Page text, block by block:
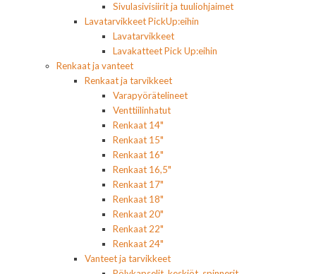
Sivulasivisiirit ja tuuliohjaimet
Lavatarvikkeet PickUp:eihin
Lavatarvikkeet
Lavakatteet Pick Up:eihin
Renkaat ja vanteet
Renkaat ja tarvikkeet
Varapyörätelineet
Venttiilinhatut
Renkaat 14"
Renkaat 15"
Renkaat 16"
Renkaat 16,5"
Renkaat 17"
Renkaat 18"
Renkaat 20"
Renkaat 22"
Renkaat 24"
Vanteet ja tarvikkeet